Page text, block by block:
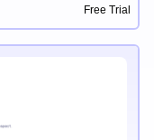
pueden crear
por IA.
Free Trial